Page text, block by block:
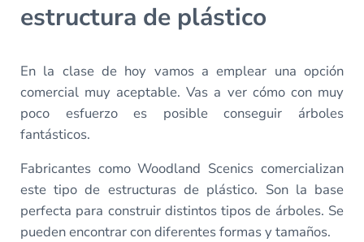
estructura de plástico
En la clase de hoy vamos a emplear una opción
comercial muy aceptable. Vas a ver cómo con muy
poco esfuerzo es posible conseguir árboles
fantásticos.
Fabricantes como Woodland Scenics comercializan
este tipo de estructuras de plástico. Son la base
perfecta para construir distintos tipos de árboles. Se
pueden encontrar con diferentes formas y tamaños.